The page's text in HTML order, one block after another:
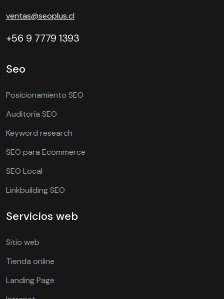
ventas@seoplus.cl
+56 9 7779 1393
Seo
Posicionamiento SEO
Auditoría SEO
Keyword research
SEO para Ecommerce
SEO Local
Linkbuilding SEO
Servicios web
Sitio web
Tienda online
Landing Page